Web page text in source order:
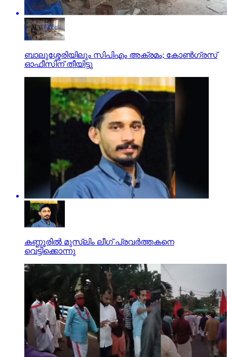
ബാലുശ്ശേരിയിലും സിപിഎം അക്രമം; കോണ്‍ഗ്രസ്
ഓഫീസിന് തീയിട്ടു
കണ്ണൂരില്‍ മുസ്‌ലിം ലീഗ് പ്രവര്‍ത്തകനെ
വെട്ടിക്കൊന്നു